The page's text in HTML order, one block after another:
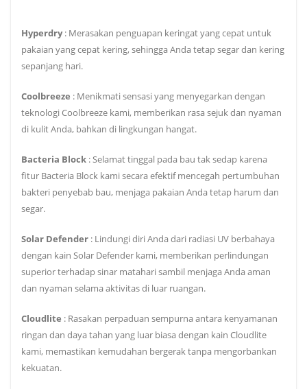
Hyperdry: Merasakan penguapan keringat yang cepat untuk
pakaian yang cepat kering, sehingga Anda tetap segar dan kering
sepanjang hari.
Coolbreeze : Menikmati sensasi yang menyegarkan dengan
teknologi Coolbreeze kami, memberikan rasa sejuk dan nyaman
di kulit Anda, bahkan di lingkungan hangat.
Bacteria Block : Selamat tinggal pada bau tak sedap karena
fitur Bacteria Block kami secara efektif mencegah pertumbuhan
bakteri penyebab bau, menjaga pakaian Anda tetap harum dan
segar.
Solar Defender : Lindungi diri Anda dari radiasi UV berbahaya
dengan kain Solar Defender kami, memberikan perlindungan
superior terhadap sinar matahari sambil menjaga Anda aman
dan nyaman selama aktivitas di luar ruangan.
Cloudlite : Rasakan perpaduan sempurna antara kenyamanan
ringan dan daya tahan yang luar biasa dengan kain Cloudlite
kami, memastikan kemudahan bergerak tanpa mengorbankan
kekuatan.